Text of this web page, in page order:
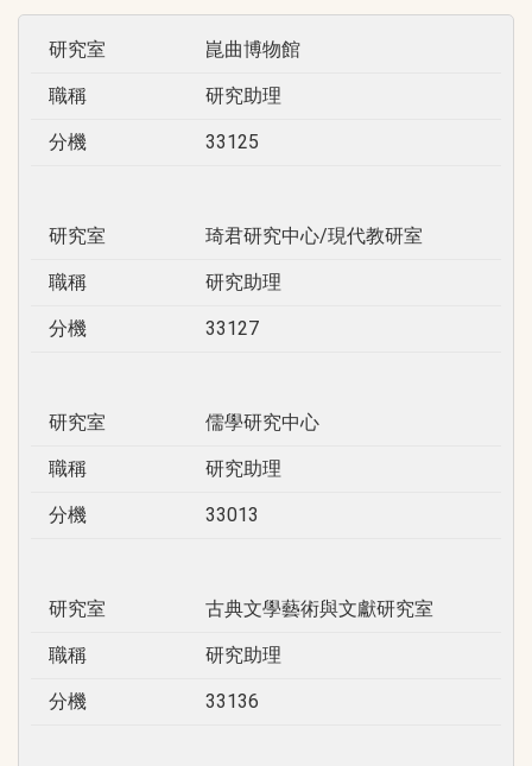
研究室 崑曲博物館
職稱 研究助理
分機 33125
研究室 琦君研究中心/現代教研室
職稱 研究助理
分機 33127
研究室 儒學研究中心
職稱 研究助理
分機 33013
研究室 古典文學藝術與文獻研究室
職稱 研究助理
分機 33136